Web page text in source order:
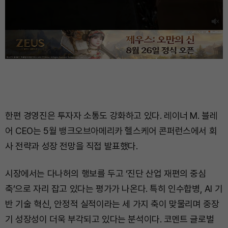
한편 경영진은 투자자 소통도 강화하고 있다. 레이너 M. 블레
어 CEO는 5월 뱅크오브아메리카 헬스케어 콘퍼런스에서 회
사 전략과 성장 전망을 직접 발표했다.
시장에서는 다나허의 행보를 두고 ‘진단 산업 재편의 중심
축’으로 자리 잡고 있다는 평가가 나온다. 특히 인수합병, AI 기
반 기술 혁신, 안정적 실적이라는 세 가지 축이 맞물리며 중장
기 성장성이 더욱 부각되고 있다는 분석이다. 코멘트 글로벌